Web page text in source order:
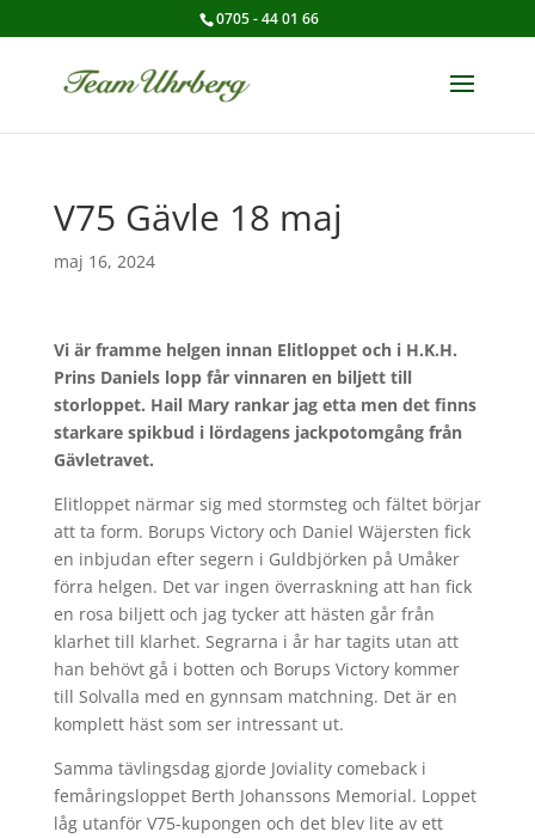
0705 - 44 01 66
V75 Gävle 18 maj
maj 16, 2024
Vi är framme helgen innan Elitloppet och i H.K.H.
Prins Daniels lopp får vinnaren en biljett till
storloppet. Hail Mary rankar jag etta men det finns
starkare spikbud i lördagens jackpotomgång från
Gävletravet.
Elitloppet närmar sig med stormsteg och fältet börjar
att ta form. Borups Victory och Daniel Wäjersten fick
en inbjudan efter segern i Guldbjörken på Umåker
förra helgen. Det var ingen överraskning att han fick
en rosa biljett och jag tycker att hästen går från
klarhet till klarhet. Segrarna i år har tagits utan att
han behövt gå i botten och Borups Victory kommer
till Solvalla med en gynnsam matchning. Det är en
komplett häst som ser intressant ut.
Samma tävlingsdag gjorde Joviality comeback i
femåringsloppet Berth Johanssons Memorial. Loppet
låg utanför V75-kupongen och det blev lite av ett